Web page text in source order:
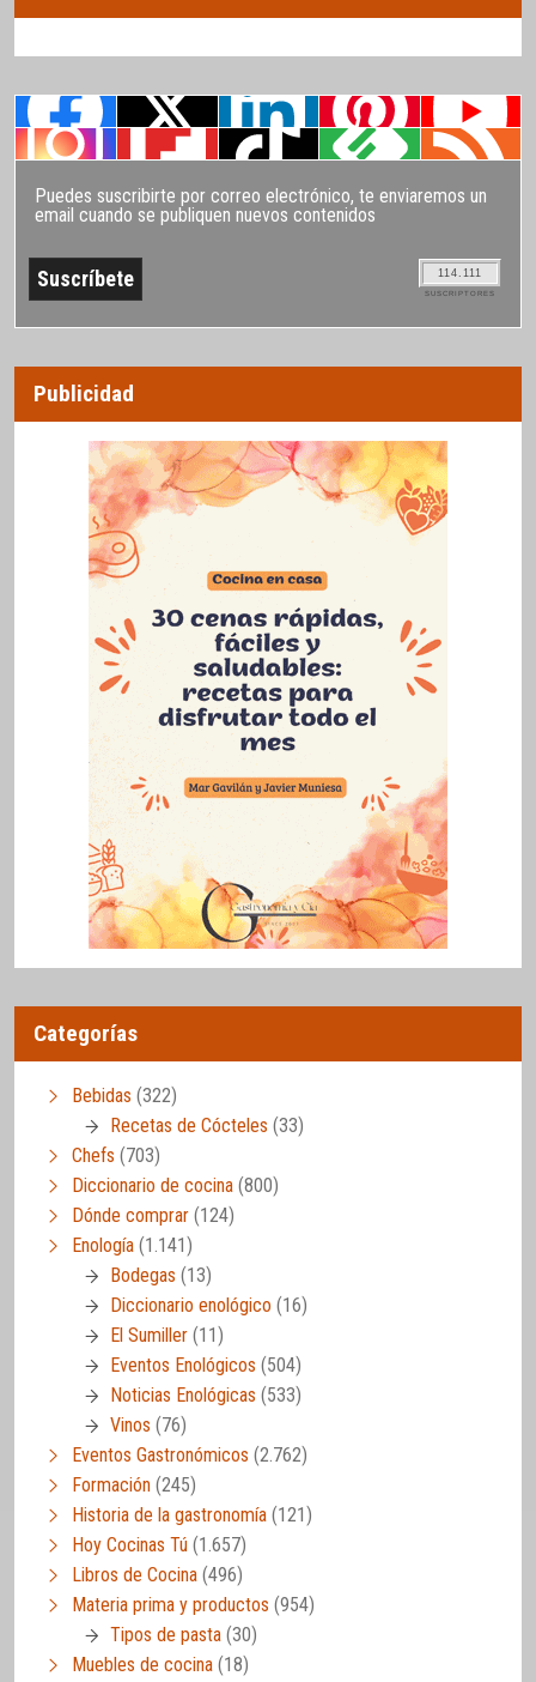
Puedes suscribirte por correo electrónico, te enviaremos un
email cuando se publiquen nuevos contenidos
114.111
SUSCRIPTORES
Publicidad
Categorías
Bebidas (322)
Recetas de Cócteles (33)
Chefs (703)
Diccionario de cocina (800)
Dónde comprar (124)
Enología (1.141)
Bodegas (13)
Diccionario enológico (16)
El Sumiller (11)
Eventos Enológicos (504)
Noticias Enológicas (533)
Vinos (76)
Eventos Gastronómicos (2.762)
Formación (245)
Historia de la gastronomía (121)
Hoy Cocinas Tú (1.657)
Libros de Cocina (496)
Materia prima y productos (954)
Tipos de pasta (30)
Muebles de cocina (18)